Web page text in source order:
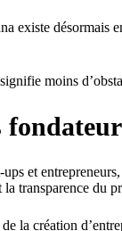
existe désormais
moins
ups et
transparence du
la création